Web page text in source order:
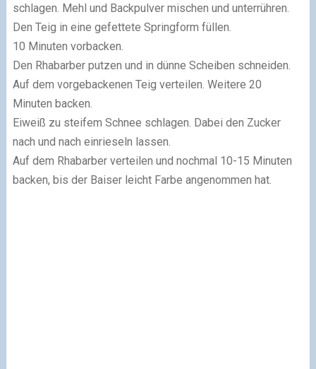
schlagen. Mehl und Backpulver mischen und unterrühren.
Den Teig in eine gefettete Springform füllen.
10 Minuten vorbacken.
Den Rhabarber putzen und in dünne Scheiben schneiden.
Auf dem vorgebackenen Teig verteilen. Weitere 20
Minuten backen.
Eiweiß zu steifem Schnee schlagen. Dabei den Zucker
nach und nach einrieseln lassen.
Auf dem Rhabarber verteilen und nochmal 10-15 Minuten
backen, bis der Baiser leicht Farbe angenommen hat.